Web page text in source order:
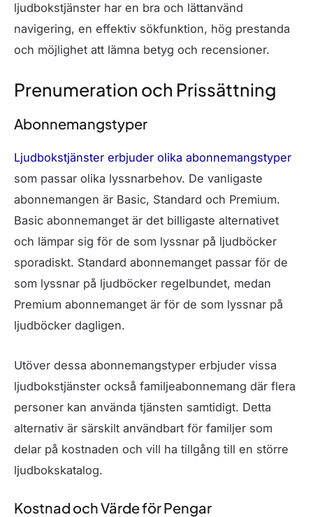
ljudbokstjänster har en bra och lättanvänd
navigering, en effektiv sökfunktion, hög prestanda
och möjlighet att lämna betyg och recensioner.
Prenumeration och Prissättning
Abonnemangstyper
Ljudbokstjänster erbjuder olika abonnemangstyper
som passar olika lyssnarbehov. De vanligaste
abonnemangen är Basic, Standard och Premium.
Basic abonnemanget är det billigaste alternativet
och lämpar sig för de som lyssnar på ljudböcker
sporadiskt. Standard abonnemanget passar för de
som lyssnar på ljudböcker regelbundet, medan
Premium abonnemanget är för de som lyssnar på
ljudböcker dagligen.
Utöver dessa abonnemangstyper erbjuder vissa
ljudbokstjänster också familjeabonnemang där flera
personer kan använda tjänsten samtidigt. Detta
alternativ är särskilt användbart för familjer som
delar på kostnaden och vill ha tillgång till en större
ljudbokskatalog.
Kostnad och Värde för Pengar